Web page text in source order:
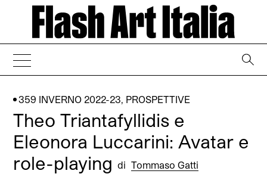
359 INVERNO 2022-23, PROSPETTIVE
Theo Triantafyllidis e
Eleonora Luccarini: Avatar e
role-playingdi Tommaso Gatti